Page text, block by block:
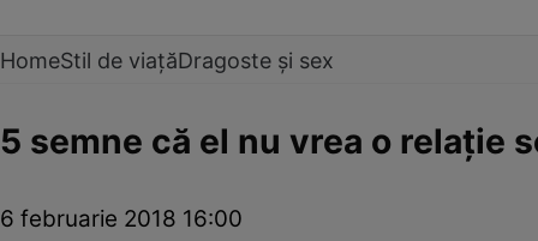
HomeStil de viațăDragoste și sex
5 semne că el nu vrea o relaţie
6 februarie 2018 16:00